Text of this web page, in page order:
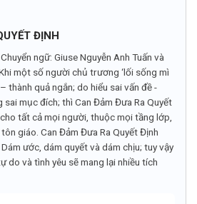
ĐỊNH
ngữ: Giuse Nguyễn Anh Tuấn và
một số người chủ trương ‘lối sống mì
thành quả ngắn; do hiểu sai vấn đề -
sai mục đích; thì Can Đảm Đưa Ra Quyết
tất cả mọi người, thuộc mọi tầng lớp,
giáo. Can Đảm Đưa Ra Quyết Định
ước, dám quyết và dám chịu; tuy vậy
do và tình yêu sẽ mang lại nhiều tích